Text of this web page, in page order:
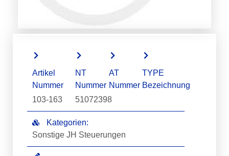
Artikel
Nummer
103-163
NT
Nummer
51072398
AT
Nummer
TYPE
Bezeichnung
Kategorien:
Sonstige JH Steuerungen